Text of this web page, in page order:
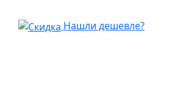
Нашли дешевле?